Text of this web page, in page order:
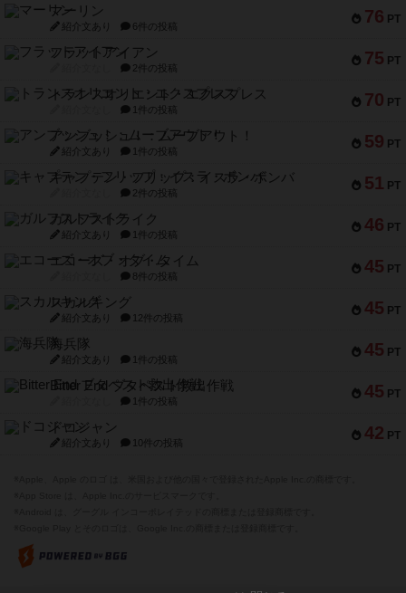
76 PT
マーリン
紹介文あり 6件の投稿
75 PT
フラットアイアン
2件の投稿
70 PT
トランスオリエント・エクスプレス
1件の投稿
59 PT
アンブッシュ！：ムーブアウト！
紹介文あり 1件の投稿
51 PT
キャプテン・フリップ：イスラ・ボンバ
2件の投稿
46 PT
ガルフストライク
紹介文あり 1件の投稿
45 PT
エコーズ・オブ・タイム
8件の投稿
45 PT
スカルキング
紹介文あり 12件の投稿
45 PT
海兵隊
紹介文あり 1件の投稿
45 PT
Bitter End ブタペスト救出作戦
1件の投稿
42 PT
ドコジャン
紹介文あり 10件の投稿